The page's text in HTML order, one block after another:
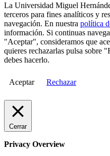
La Universidad Miguel
terceros para fines analíticos y
navegación. En nuestra política
información. Si continuas
"Aceptar", consideramos que
quieres rechazarlas pulsa sobre
debes hacerlo.
Aceptar Rechazar
Cerrar
Privacy Overview